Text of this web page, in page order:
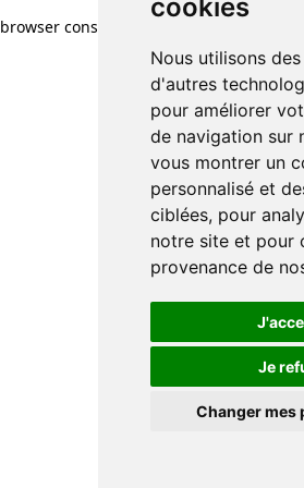
cookies
Nous utilisons
d'autres
pour améliorer
de navigation sur
vous montrer un
personnalisé et
ciblées, pour
notre site et pour
provenance de
Je
Changer mes
browser console for more information)